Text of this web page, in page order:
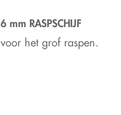
6 mm RASPSCHIJF
voor het grof raspen.